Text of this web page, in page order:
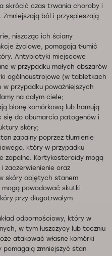
skrócić czas trwania choroby i
ból i przyspieszają
niszcząc ich ściany
życiowe, pomagają tłumić
Antybiotyki miejscowe
w przypadku małych obszarów
ogólnoustrojowe (w tabletkach
przypadku poważniejszych
na całym ciele;
błonę komórkową lub hamują
się do obumarcia patogenów i
skóry;
zapalny poprzez tłumienie
który w przypadku
zapalne. Kortykosteroidy mogą
zaczerwienienie oraz
skóry objętych stanem
mogą powodować skutki
przy długotrwałym
odpornościowy, który w
w tym łuszczycy lub toczniu
atakować własne komórki
pomagają zmniejszyć stan